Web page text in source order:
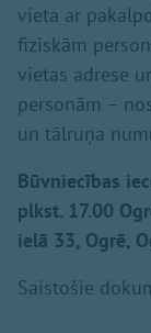
vieta ar
fiziskām
vietas adrese
personām –
un tālruņa
Būvniecības
plkst. 17.00
ielā 33, Ogrē,
Saistošie